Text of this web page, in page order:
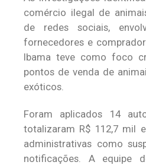
comércio ilegal de
de redes sociais,
fornecedores e
Ibama teve como foco
pontos de venda de
exóticos.
Foram aplicados 14
totalizaram R$ 112,7 mil
administrativas como
notificações. A equipe